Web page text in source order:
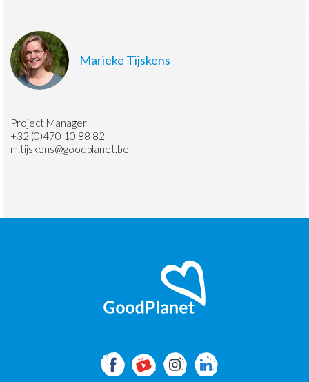
Marieke Tijskens
Project Manager
+32 (0)470 10 88 82
m.tijskens@goodplanet.be